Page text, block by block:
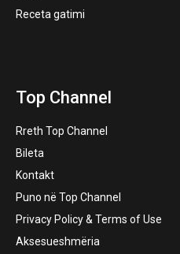
Receta gatimi
Top Channel
Rreth Top Channel
Bileta
Kontakt
Puno në Top Channel
Privacy Policy & Terms of Use
Aksesueshmëria